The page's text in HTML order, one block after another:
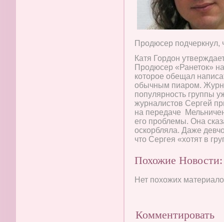
Продюсер подчеркнул,
Катя Гордон
Продюсер «Ранеток»
которое обещал
обычным пиаром.
популярность группы
журналистов Сергей
на передаче
его проблемы. Она
оскорбляла. Даже
что Сергея «хотят в
Похожие Новости:
Нет похожих
Комментировать